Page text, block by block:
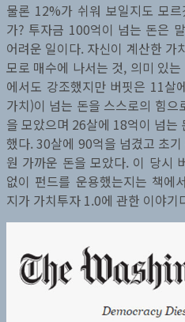
물론 12%가 쉬워 보일지도 모
가? 투자금 100억이 넘는 돈은
어려운 일이다. 자신이 계산한 가
모로 매수에 나서는 것, 의미 있
에서도 강조했지만 버핏은 11살
가치)이 넘는 돈을 스스로의 힘
을 모았으며 26살에 18억이 넘는
했다. 30살에 90억을 넘겼고 초
원 가까운 돈을 모았다. 이 당시
없이 펀드를 운용했는지는 책에
지가 가치투자 1.0에 관한 이야기